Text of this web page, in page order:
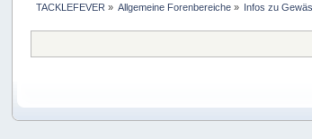
TACKLEFEVER » Allgemeine Forenbereiche » Infos zu